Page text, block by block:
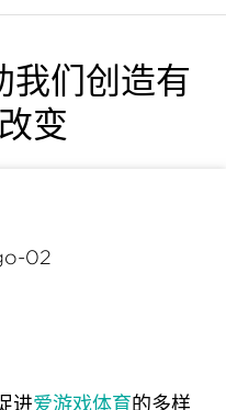
我们创造有
变
进爱游戏体育的多样